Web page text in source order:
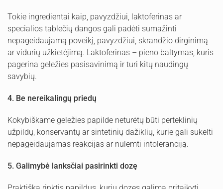
Tokie ingredientai kaip, pavyzdžiui, laktoferinas ar
specialios tablečių dangos gali padėti sumažinti
nepageidaujamą poveikį, pavyzdžiui, skrandžio dirginimą
ar vidurių užkietėjimą. Laktoferinas – pieno baltymas, kuris
pagerina geležies pasisavinimą ir turi kitų naudingų
savybių.
4. Be nereikalingų priedų
Kokybiškame geležies papilde neturėtų būti perteklinių
užpildų, konservantų ar sintetinių dažiklių, kurie gali sukelti
nepageidaujamas reakcijas ar nulemti intoleranciją.
5. Galimybė lanksčiai pasirinkti dozę